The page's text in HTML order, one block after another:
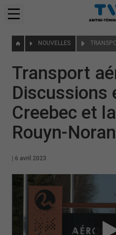
NOUVELLES
Transport
Discussions
Creebec et
Rouyn-
6 avril 2023